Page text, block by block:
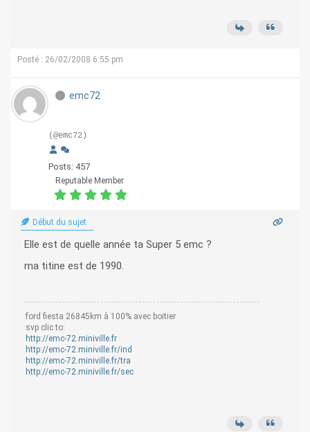
Posté : 26/02/2008 6:55 pm
emc72
(@emc72)
Posts: 457
Reputable Member
Début du sujet
Elle est de quelle année ta Super 5 emc ?
ma titine est de 1990.
ford fiesta 26845km à 100% avec boitier
svp clic to:
http://emc-72.miniville.fr
http://emc-72.miniville.fr/ind
http://emc-72.miniville.fr/tra
http://emc-72.miniville.fr/sec